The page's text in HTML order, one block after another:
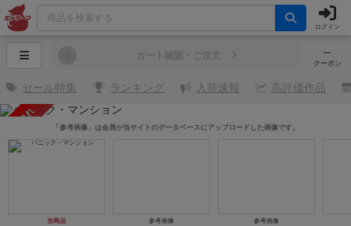
ログイン
─
クーポン
カート確認・ご注文
セール特集 ランキング 入荷速報 高評価作品
売り切れ
当商品 参考画像 参考画像
「参考画像」は会員が当サイトのデータベースにアップロードした画像です。